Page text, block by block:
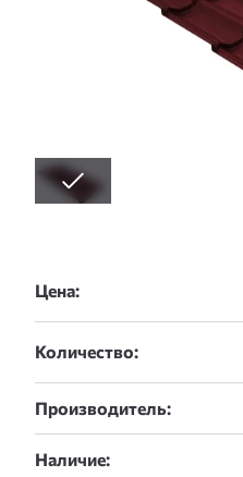
Цена:
Количество:
Производитель:
Наличие: